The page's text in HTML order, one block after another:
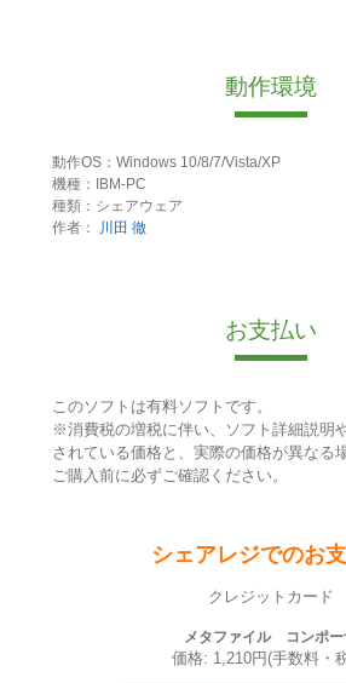
動作環境
動作OS：Windows 10/8/7/Vista/XP
機種：IBM-PC
種類：シェアウェア
作者：
川田 徹
お支払い
このソフトは有料ソフトです。
※消費税の増税に伴い、ソフト詳細説明
されている価格と、実際の価格が異なる
ご購入前に必ずご確認ください。
シェアレジでのお
クレジットカード
メタファイル コンポー
価格: 1,210円(手数料・